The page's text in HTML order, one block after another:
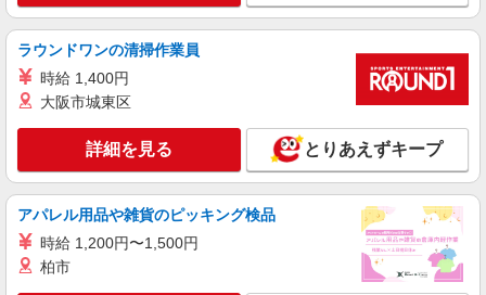
ラウンドワンの清掃作業員
時給 1,400円
大阪市城東区
詳細を見る とりあえずキープ
アパレル用品や雑貨のピッキング検品
時給 1,200円〜1,500円
柏市